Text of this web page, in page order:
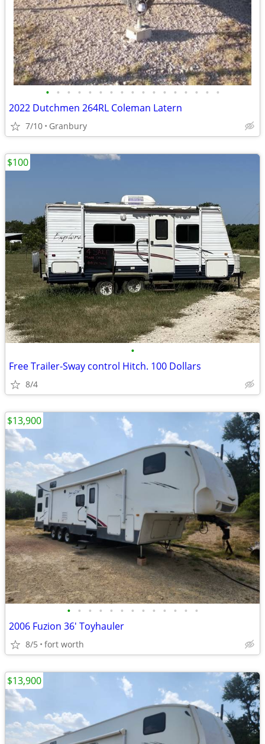
• • • • • • • • • • • • • • • • •
2022 Dutchmen 264RL Coleman Latern
7/10 Granbury
•
Free Trailer-Sway control Hitch. 100 Dollars
8/4
$100
• • • • • • • • • • • • •
2006 Fuzion 36' Toyhauler
8/5 fort worth
$13,900
$13,900